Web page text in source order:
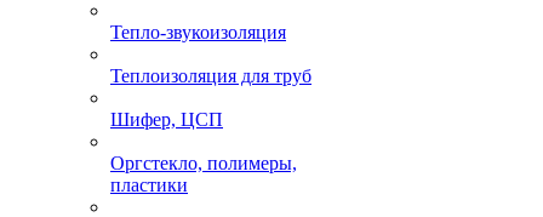
Тепло-звукоизоляция
Теплоизоляция для труб
Шифер, ЦСП
Оргстекло, полимеры,
пластики